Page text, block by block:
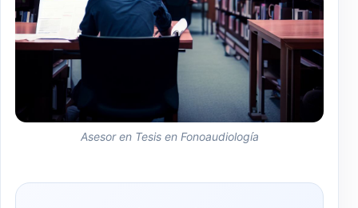
Asesor en Tesis en Fonoaudiología